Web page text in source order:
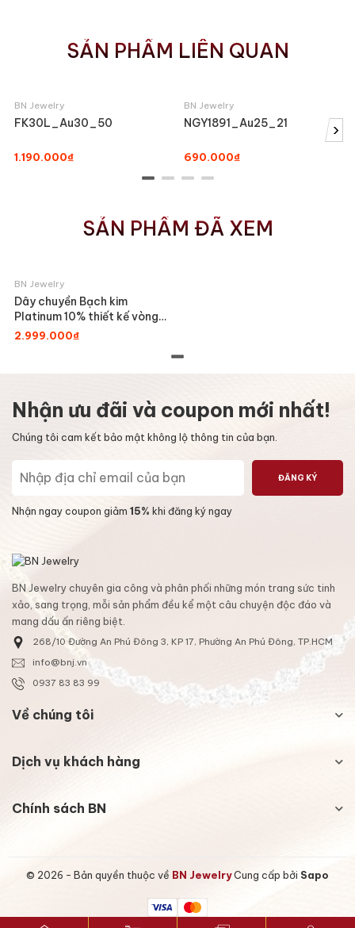
SẢN PHẨM LIÊN QUAN
BN Jewelry
FK30L_Au30_50
1.190.000₫
BN Jewelry
NGY1891_Au25_21
690.000₫
›
SẢN PHẨM ĐÃ XEM
BN Jewelry
Dây chuyền Bạch kim
Platinum 10% thiết kế vòng
tròn kép nạm đá BN JEWELRY
2.999.000₫
Nhận ưu đãi và coupon mới nhất!
Chúng tôi cam kết bảo mật không lộ thông tin của bạn.
ĐĂNG KÝ
Nhận ngay coupon giảm 15% khi đăng ký ngay
BN Jewelry chuyên gia công và phân phối những món trang sức tinh
xảo, sang trọng, mỗi sản phẩm đều kể một câu chuyện độc đáo và
mang dấu ấn riêng biệt.
268/10 Đường An Phú Đông 3, KP 17, Phường An Phú Đông, TP.HCM
info@bnj.vn
0937 83 83 99
Về chúng tôi
Dịch vụ khách hàng
Chính sách BN
© 2026 - Bản quyền thuộc về BN JewelryCung cấp bởi Sapo